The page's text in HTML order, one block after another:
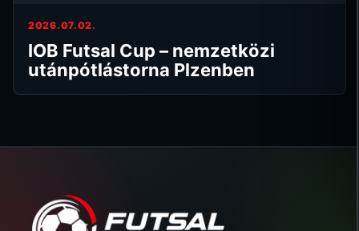
2026.07.02.
IOB Futsal Cup – nemzetközi
utánpótlástorna Plzenben